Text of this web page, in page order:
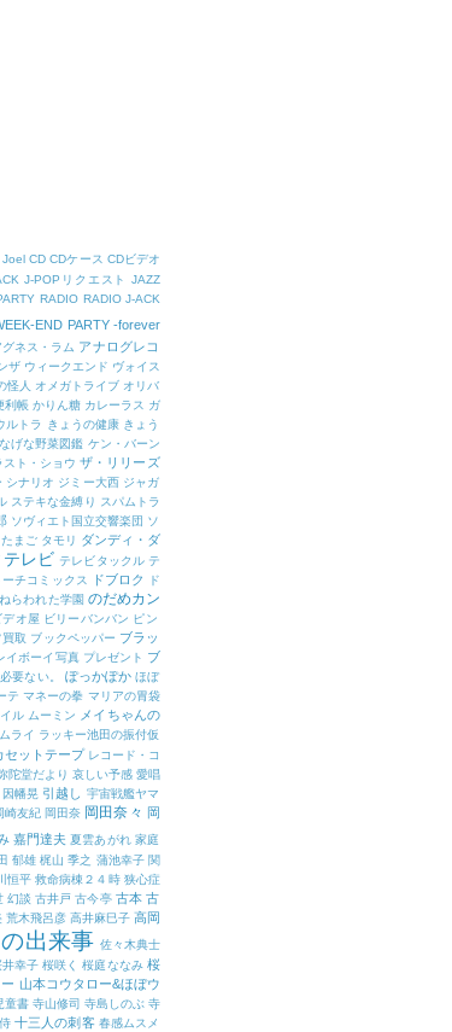
Joel CD CDケース CDビデオ
J-POPリクエスト
JAZZ
RADIO RADIO J-ACK
END PARTY -forever
グネス・ラム アナログレコ
ザ ウィークエンド ヴォイス
怪人 オメガトライブ オリバ
利帳 かりん糖 カレーラス ガ
ルトラ きょうの健康 きょう
げな野菜図鑑 ケン・バーン
スト・ショウ ザ・リリーズ
シナリオ ジミー大西 ジャガ
ステキな金縛り スパムトラ
ソヴィエト国立交響楽団 ソ
たまご タモリ ダンディ・ダ
テレビ テレビタックル テ
ーチコミックス ドブロク
ド
ねらわれた学園 のだめカン
デオ屋 ビリーバンバン ピン
取 ブックペッパー ブラッ
イボーイ写真 プレゼント ブ
要ない。 ぽっかぽか ほぼ
テ マネーの拳 マリアの胃袋
ル ムーミン メイちゃんの
ライ ラッキー池田の振付仮
セットテープ レコード・コ
陀堂だより 哀しい予感 愛唱
因幡晃 引越し 宇宙戦艦ヤマ
崎友紀 岡田奈 岡田奈々 岡
嘉門達夫 夏雲あがれ 家庭
郁雄 梶山 季之 蒲池幸子 関
恒平 救命病棟２４時 狭心症
幻談 古井戸 古今亭 古本 古
荒木飛呂彦 高井麻巳子 高岡
出来事 佐々木典士
井幸子 桜咲く 桜庭ななみ 桜
山本コウタロー&ほぼウ
童書 寺山修司 寺島しのぶ 寺
十三人の刺客 春感ムスメ